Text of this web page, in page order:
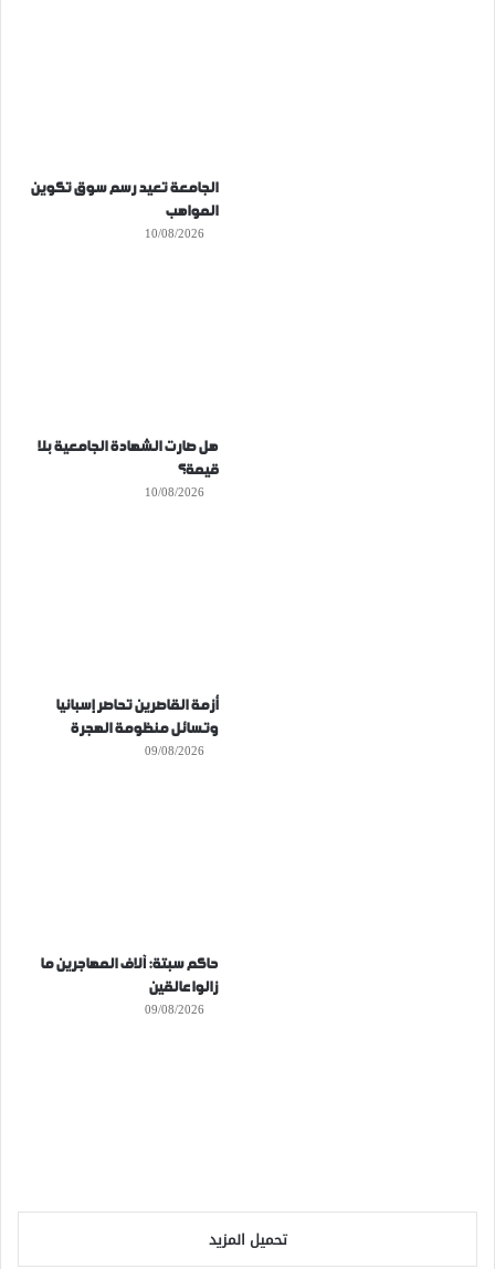
الجامعة تعيد رسم سوق تكوين
المواهب
10/08/2026
هل صارت الشهادة الجامعية بلا
قيمة؟
10/08/2026
أزمة القاصرين تحاصر إسبانيا
وتسائل منظومة الهجرة
09/08/2026
حاكم سبتة: آلاف المهاجرين ما
زالوا عالقين
09/08/2026
تحميل المزيد